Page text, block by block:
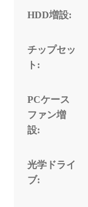
HDD増設:
チップセッ
ト:
PCケース
ファン増
設:
光学ドライ
ブ: